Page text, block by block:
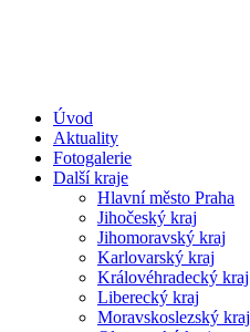
Úvod
Aktuality
Fotogalerie
Další kraje
Hlavní město Praha
Jihočeský kraj
Jihomoravský kraj
Karlovarský kraj
Královéhradecký kraj
Liberecký kraj
Moravskoslezský kraj